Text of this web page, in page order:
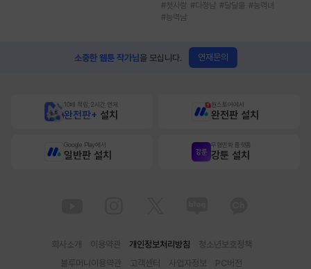
#첫사랑 #다정남 #달달물 #능력녀
#능력남
소중한 웹툰 작가님을 모십니다. 연재문의
10배 적립, 2시간 먼저
완전판+ 설치
원스토어에서
완전판 설치
Google Play에서
일반판 설치
무협만화 플랫폼
강툰 설치
회사소개 이용약관 개인정보처리방침
청소년보호정책
블루머니이용약관
고객센터 사업자정보 PC버전